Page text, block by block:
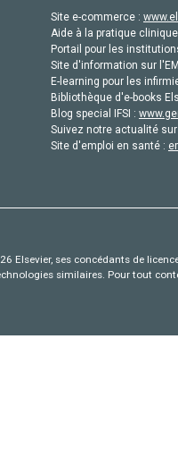
Site e-commerce :
Aide à la pratique
Portail pour les
Site d'information sur
E-learning pour les
Bibliothèque d'e-books
Blog special IFSI :
Suivez notre actualité
Site d'emploi en santé :
Elsevier, ses concédants de
similaires. Pour tout